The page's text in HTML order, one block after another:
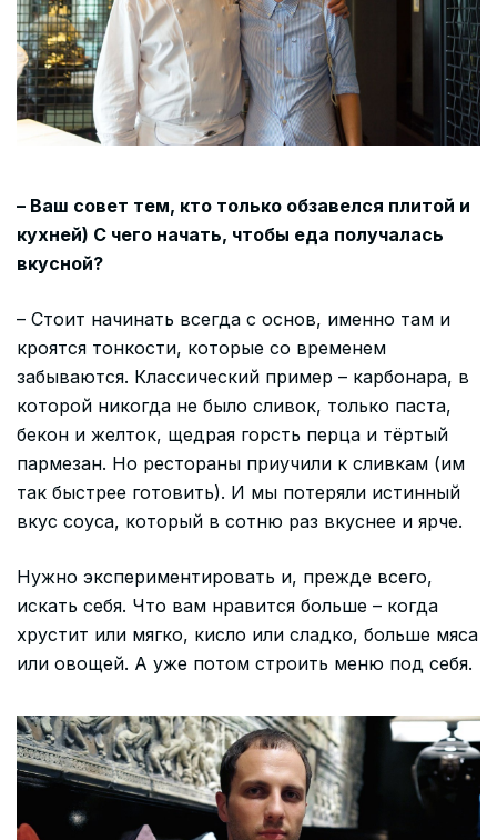
– Ваш совет тем, кто только обзавелся плитой и
кухней) С чего начать, чтобы еда получалась
вкусной?
– Стоит начинать всегда с основ, именно там и
кроятся тонкости, которые со временем
забываются. Классический пример – карбонара, в
которой никогда не было сливок, только паста,
бекон и желток, щедрая горсть перца и тёртый
пармезан. Но рестораны приучили к сливкам (им
так быстрее готовить). И мы потеряли истинный
вкус соуса, который в сотню раз вкуснее и ярче.
Нужно экспериментировать и, прежде всего,
искать себя. Что вам нравится больше – когда
хрустит или мягко, кисло или сладко, больше мяса
или овощей. А уже потом строить меню под себя.